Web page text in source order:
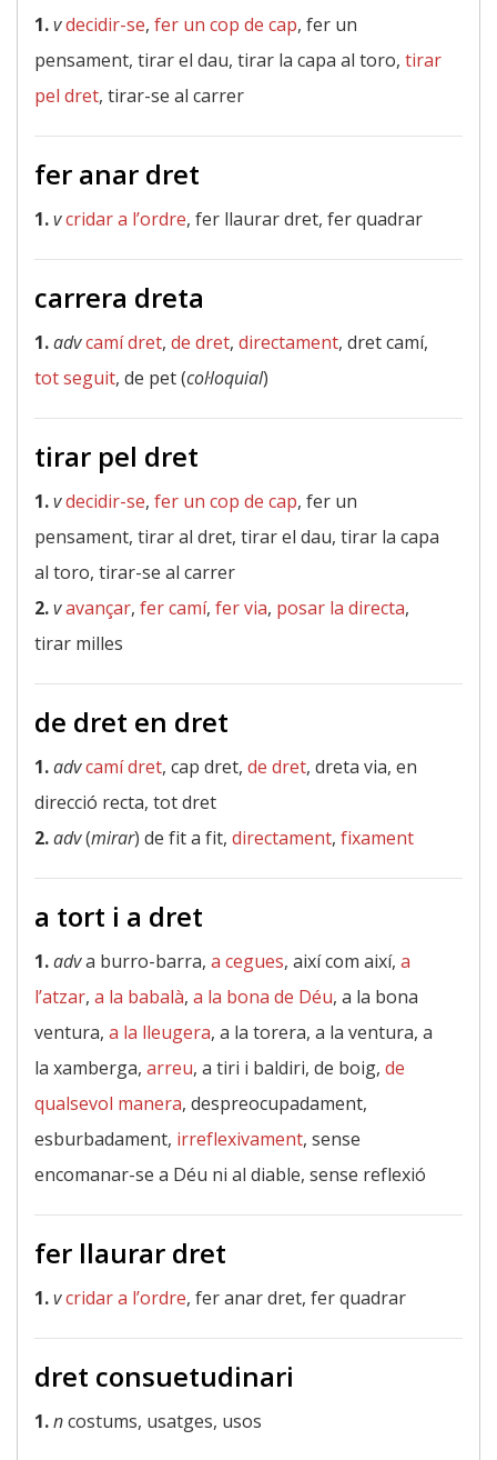
1.vdecidir-se, fer un cop de cap, fer un
pensament, tirar el dau, tirar la capa al toro, tirar
pel dret, tirar-se al carrer
fer anar dret
1.vcridar a l’ordre, fer llaurar dret, fer quadrar
carrera dreta
1.advcamí dret, de dret, directament, dret camí,
tot seguit, de pet (col·loquial)
tirar pel dret
1.vdecidir-se, fer un cop de cap, fer un
pensament, tirar al dret, tirar el dau, tirar la capa
al toro, tirar-se al carrer
2.vavançar, fer camí, fer via, posar la directa,
tirar milles
de dret en dret
1.advcamí dret, cap dret, de dret, dreta via, en
direcció recta, tot dret
2.adv(mirar) de fit a fit, directament, fixament
a tort i a dret
1.adva burro-barra, a cegues, així com així, a
l’atzar, a la babalà, a la bona de Déu, a la bona
ventura, a la lleugera, a la torera, a la ventura, a
la xamberga, arreu, a tiri i baldiri, de boig, de
qualsevol manera, despreocupadament,
esburbadament, irreflexivament, sense
encomanar-se a Déu ni al diable, sense reflexió
fer llaurar dret
1.vcridar a l’ordre, fer anar dret, fer quadrar
dret consuetudinari
1.ncostums, usatges, usos